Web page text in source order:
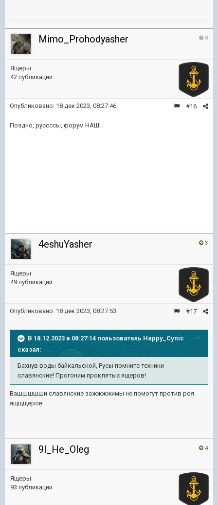
0
Mimo_Prohodyasher
Ящеры
42 публикации
#16
Опубликовано: 18 дек 2023, 08:27:46
Поздно, руссссы, форум НАШ!
3
4eshuYasher
Ящеры
49 публикаций
#17
Опубликовано: 18 дек 2023, 08:27:53
В 18.12.2023 в 08:27:14 пользователь Happy_Cynic
сказал:
Бахнув воды байкальской, Русы помните техники
славянские! Прогоним проклятых ящеров!
Вашшшшши славянские зажжжжимы не помогут против роя
ящщщеров
4
9l_He_Oleg
Ящеры
93 публикации